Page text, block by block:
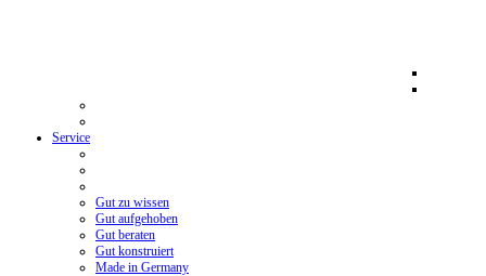
Service
Gut zu wissen
Gut aufgehoben
Gut beraten
Gut konstruiert
Made in Germany